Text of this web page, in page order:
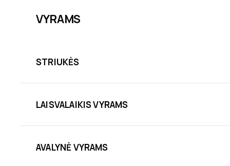
VYRAMS
STRIUKĖS
LAISVALAIKIS VYRAMS
AVALYNĖ VYRAMS